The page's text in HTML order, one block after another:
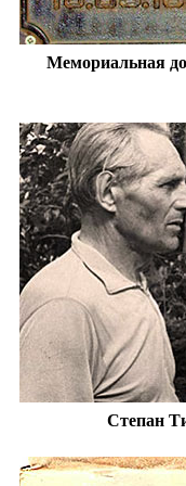
Мемориальная
Степан